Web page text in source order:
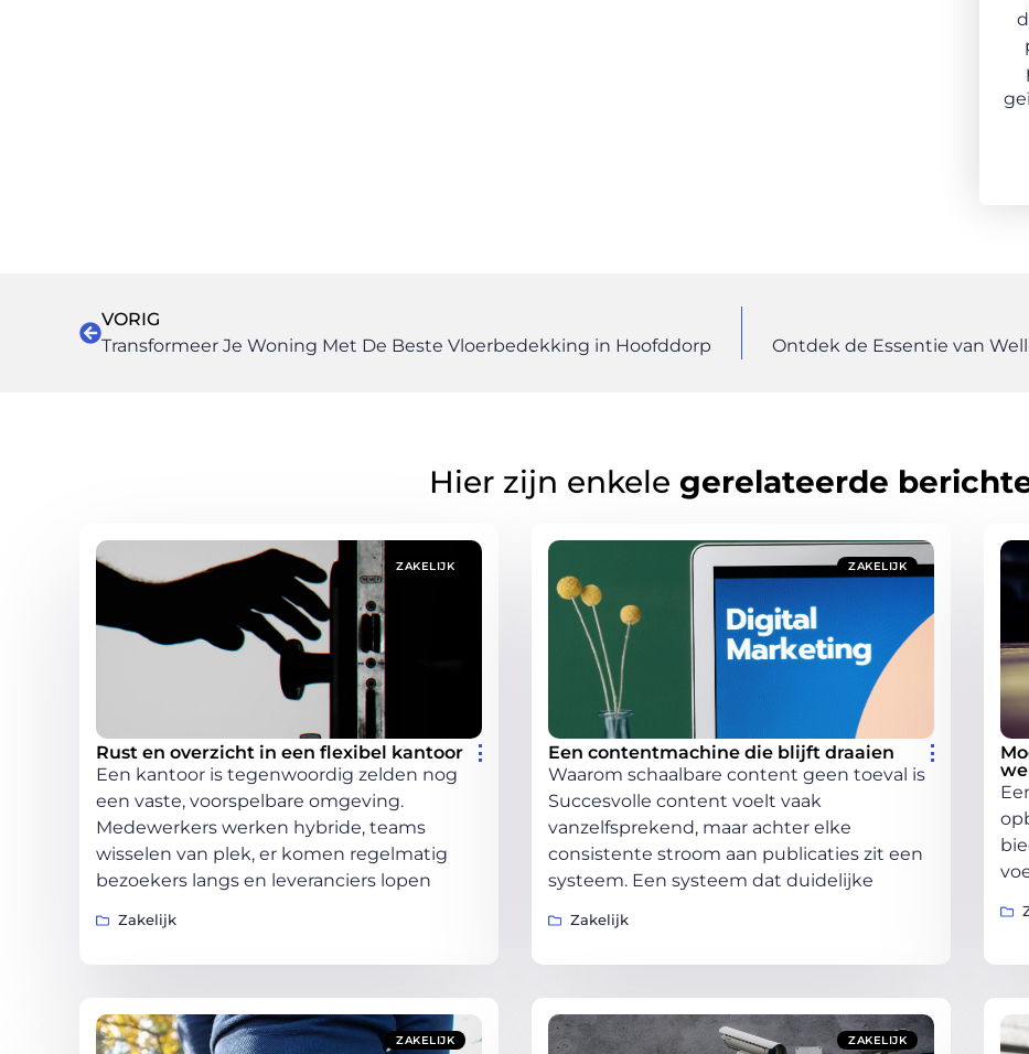
VORIG
Transformeer Je Woning Met De Beste Vloerbedekking in Hoofddorp
Ontdek de Essentie van
Hier zijn enkele gerelateerde
ZAKELIJK
Rust en overzicht in een flexibel kantoor
Een kantoor is tegenwoordig zelden nog
een vaste, voorspelbare omgeving.
Medewerkers werken hybride, teams
wisselen van plek, er komen regelmatig
bezoekers langs en leveranciers lopen
Zakelijk
ZAKELIJK
Een contentmachine die blijft draaien
Waarom schaalbare content geen toeval is
Succesvolle content voelt vaak
vanzelfsprekend, maar achter elke
consistente stroom aan publicaties zit een
systeem. Een systeem dat duidelijke
Zakelijk
ZAKELIJK ZAKELIJK